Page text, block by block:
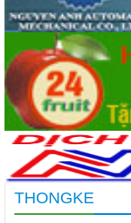
THONGKE